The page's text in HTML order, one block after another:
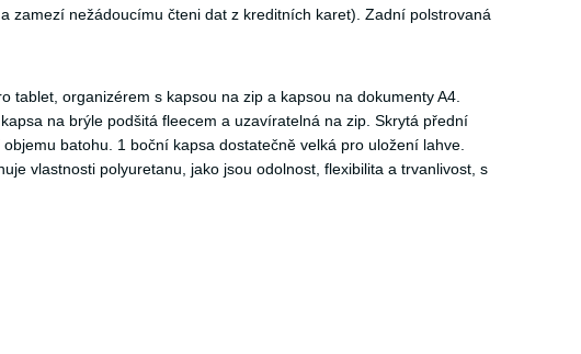
zamezí nežádoucímu čteni dat z kreditních karet). Zadní polstrovaná
organizérem s kapsou na zip a kapsou na dokumenty A4.
na brýle podšitá fleecem a uzavíratelná na zip. Skrytá přední
batohu. 1 boční kapsa dostatečně velká pro uložení lahve.
vlastnosti polyuretanu, jako jsou odolnost, flexibilita a trvanlivost, s